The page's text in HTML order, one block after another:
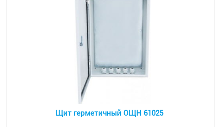
Щит герметичный ОЩН 61025